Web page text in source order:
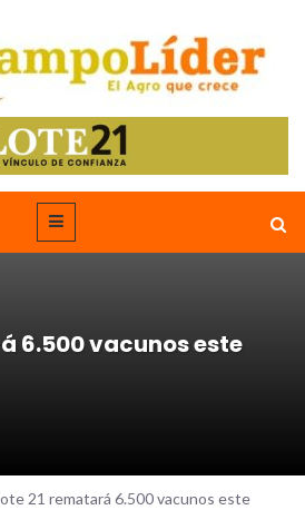
6.500 vacunos este
21 rematará 6.500 vacunos este